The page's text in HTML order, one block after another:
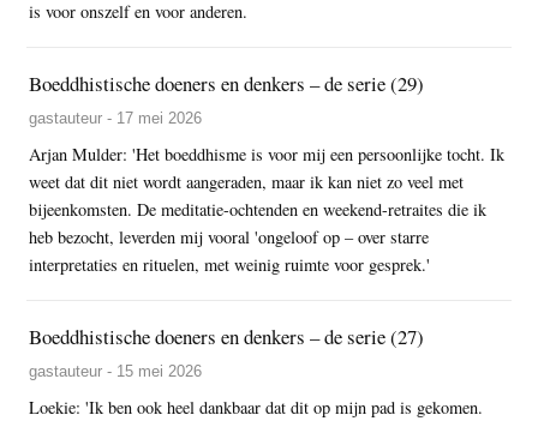
is voor onszelf en voor anderen.
Boeddhistische doeners en denkers – de serie (29)
gastauteur - 17 mei 2026
Arjan Mulder: 'Het boeddhisme is voor mij een persoonlijke tocht. Ik
weet dat dit niet wordt aangeraden, maar ik kan niet zo veel met
bijeenkomsten. De meditatie-ochtenden en weekend-retraites die ik
heb bezocht, leverden mij vooral 'ongeloof op – over starre
interpretaties en rituelen, met weinig ruimte voor gesprek.'
Boeddhistische doeners en denkers – de serie (27)
gastauteur - 15 mei 2026
Loekie: 'Ik ben ook heel dankbaar dat dit op mijn pad is gekomen.